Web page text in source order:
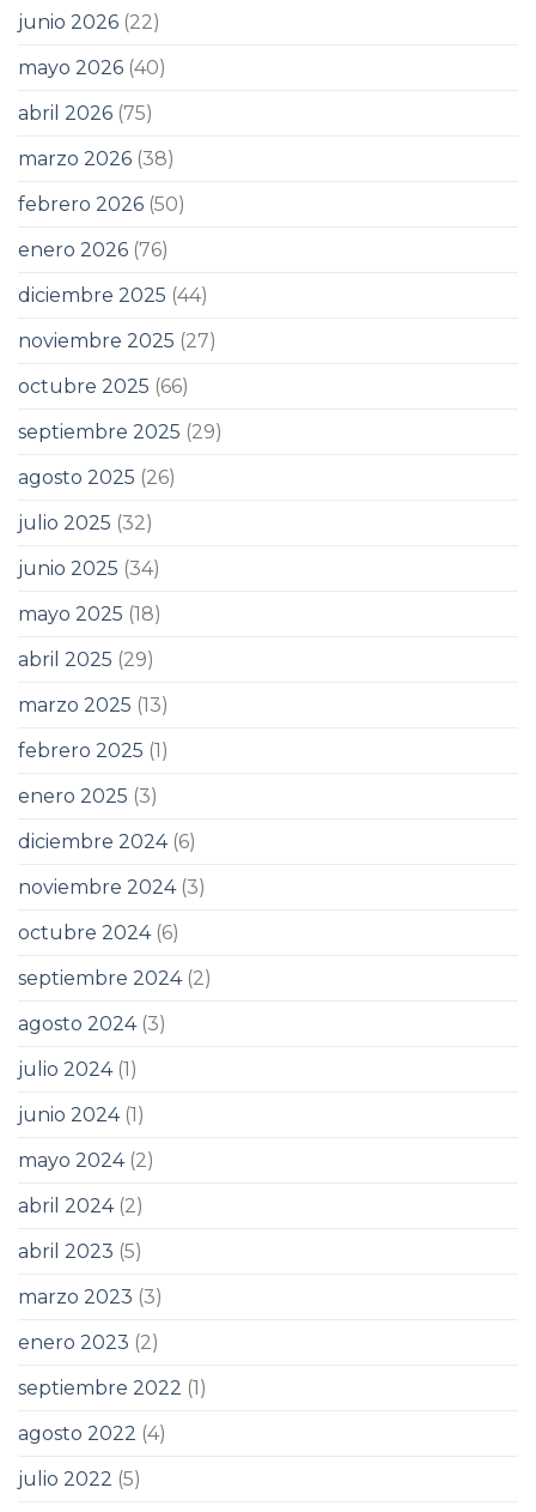
junio 2026 (22)
mayo 2026 (40)
abril 2026 (75)
marzo 2026 (38)
febrero 2026 (50)
enero 2026 (76)
diciembre 2025 (44)
noviembre 2025 (27)
octubre 2025 (66)
septiembre 2025 (29)
agosto 2025 (26)
julio 2025 (32)
junio 2025 (34)
mayo 2025 (18)
abril 2025 (29)
marzo 2025 (13)
febrero 2025 (1)
enero 2025 (3)
diciembre 2024(6)
noviembre 2024(3)
octubre 2024(6)
septiembre 2024(2)
agosto 2024(3)
julio 2024(1)
junio 2024(1)
mayo 2024(2)
abril 2024(2)
abril 2023 (5)
marzo 2023 (3)
enero 2023 (2)
septiembre 2022 (1)
agosto 2022 (4)
julio 2022 (5)